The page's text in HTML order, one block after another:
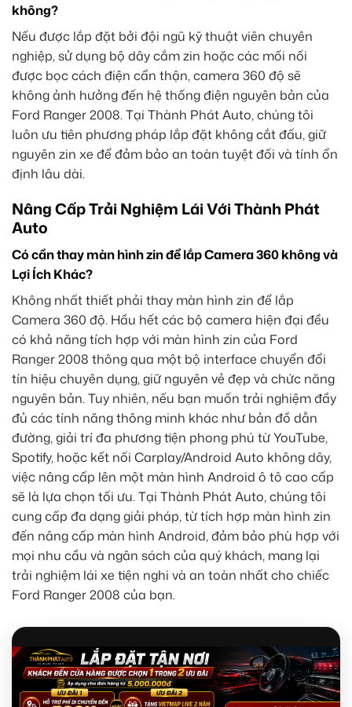
không?
Nếu được lắp đặt bởi đội ngũ kỹ thuật viên chuyên
nghiệp, sử dụng bộ dây cắm zin hoặc các mối nối
được bọc cách điện cẩn thận, camera 360 độ sẽ
không ảnh hưởng đến hệ thống điện nguyên bản của
Ford Ranger 2008. Tại Thành Phát Auto, chúng tôi
luôn ưu tiên phương pháp lắp đặt không cắt đấu, giữ
nguyên zin xe để đảm bảo an toàn tuyệt đối và tính ổn
định lâu dài.
Nâng Cấp Trải Nghiệm Lái Với Thành Phát
Auto
Có cần thay màn hình zin để lắp Camera 360 không và
Lợi Ích Khác?
Không nhất thiết phải thay màn hình zin để lắp
Camera 360 độ. Hầu hết các bộ camera hiện đại đều
có khả năng tích hợp với màn hình zin của Ford
Ranger 2008 thông qua một bộ interface chuyển đổi
tín hiệu chuyên dụng, giữ nguyên vẻ đẹp và chức năng
nguyên bản. Tuy nhiên, nếu bạn muốn trải nghiệm đầy
đủ các tính năng thông minh khác như bản đồ dẫn
đường, giải trí đa phương tiện phong phú từ YouTube,
Spotify, hoặc kết nối Carplay/Android Auto không dây,
việc nâng cấp lên một màn hình Android ô tô cao cấp
sẽ là lựa chọn tối ưu. Tại Thành Phát Auto, chúng tôi
cung cấp đa dạng giải pháp, từ tích hợp màn hình zin
đến nâng cấp màn hình Android, đảm bảo phù hợp với
mọi nhu cầu và ngân sách của quý khách, mang lại
trải nghiệm lái xe tiện nghi và an toàn nhất cho chiếc
Ford Ranger 2008 của bạn.